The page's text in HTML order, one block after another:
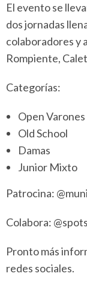
El evento se
dos jornadas
colaboradores y
Rompiente,
Categorías:
Open Varones
Old School
Damas
Junior Mixto
Patrocina:
Colabora:
Pronto más
redes sociales.